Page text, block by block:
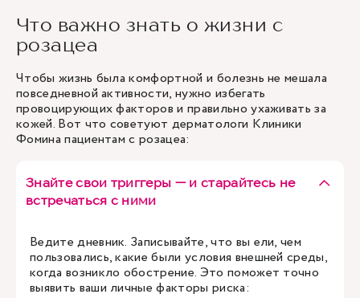
Что важно знать о жизни с
розацеа
Чтобы жизнь была комфортной и болезнь не мешала
повседневной активности, нужно избегать
провоцирующих факторов и правильно ухаживать за
кожей. Вот что советуют дерматологи Клиники
Фомина пациентам с розацеа:
Знайте свои триггеры — и старайтесь не
встречаться с ними
Ведите дневник. Записывайте, что вы ели, чем
пользовались, какие были условия внешней среды,
когда возникло обострение. Это поможет точно
выявить ваши личные факторы риска: